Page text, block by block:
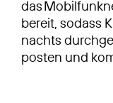
das
bereit, sodass
nachts
posten und